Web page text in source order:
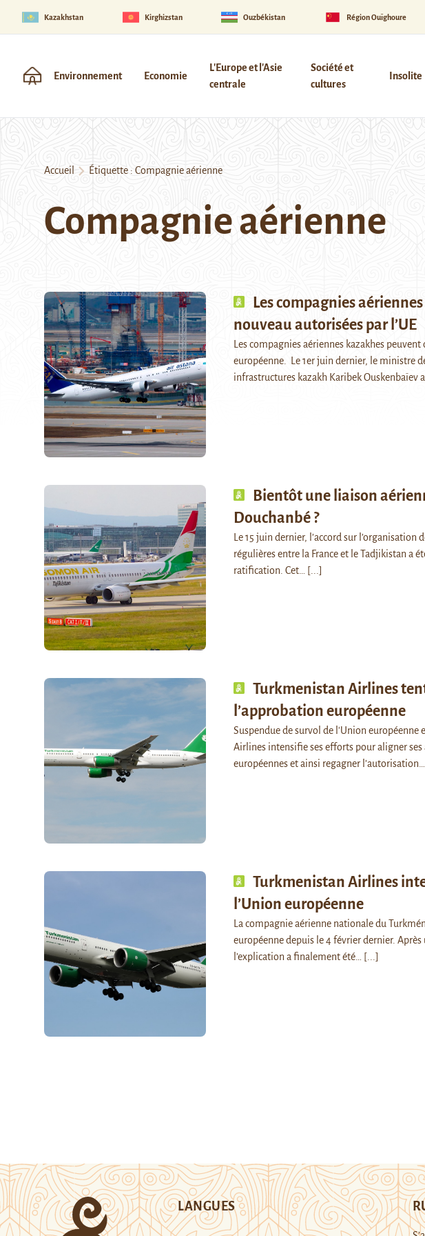
Kazakhstan Kirghizstan Ouzbékistan Région Ouïghoure
Environnement Economie
L'Europe et l'Asie
centrale
Société et
cultures
Insolite
Accueil Étiquette : Compagnie aérienne
Compagnie aérienne
Les compagnies
nouveau autorisées par l’UE
Les compagnies aériennes kazakhes
européenne. Le 1er juin dernier, le ministre
infrastructures kazakh Karibek Ouskenbaïev a
Bientôt une liaison
Douchanbé ?
Le 15 juin dernier, l’accord sur
régulières entre la France et le Tadjikistan a
ratification. Cet…
[...]
Turkmenistan Airlines
l’approbation européenne
Suspendue de survol de l'Union européenne
Airlines intensifie ses efforts pour aligner
européennes et ainsi regagner l’autorisation…
Turkmenistan Airlines
l’Union européenne
La compagnie aérienne nationale du
européenne depuis le 4 février dernier.
l’explication a finalement été…
[...]
LANGUES